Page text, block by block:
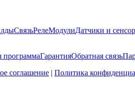
СвязьРелеМодулиДатчики и
программаГарантияОбратная связь
соглашение | Политика